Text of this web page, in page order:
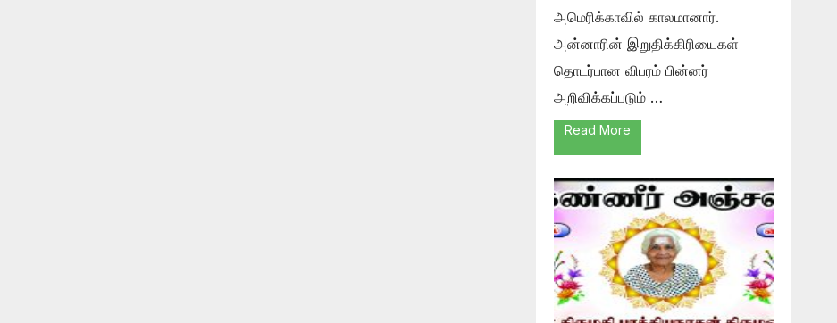
அமெரிக்காவில் காலமானார்.
அன்னாரின் இறுதிக்கிரியைகள்
தொடர்பான விபரம் பின்னர்
அறிவிக்கப்படும் …
Read More